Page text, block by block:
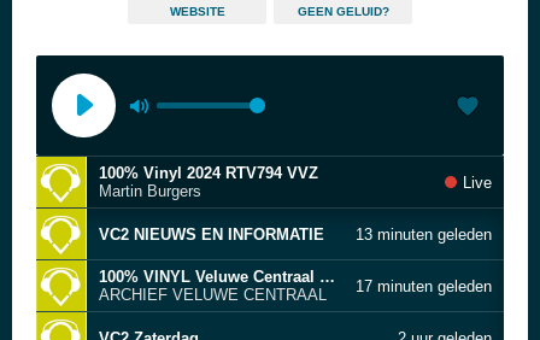
WEBSITE GEEN GELUID?
100% Vinyl 2024 RTV794 VVZ
Martin Burgers
Live
VC2 NIEUWS EN INFORMATIE 13 minuten geleden
100% VINYL Veluwe Centraal Archief
ARCHIEF VELUWE CENTRAAL
17 minuten geleden